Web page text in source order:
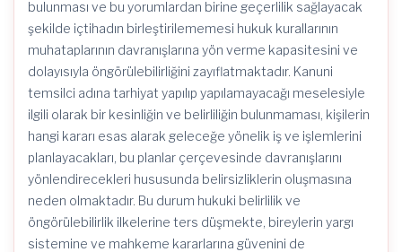
bulunması ve bu yorumlardan birine geçerlilik sağlayacak
şekilde içtihadın birleştirilememesi hukuk kurallarının
muhataplarının davranışlarına yön verme kapasitesini ve
dolayısıyla öngörülebilirliğini zayıflatmaktadır. Kanuni
temsilci adına tarhiyat yapılıp yapılamayacağı meselesiyle
ilgili olarak bir kesinliğin ve belirliliğin bulunmaması, kişilerin
hangi kararı esas alarak geleceğe yönelik iş ve işlemlerini
planlayacakları, bu planlar çerçevesinde davranışlarını
yönlendirecekleri hususunda belirsizliklerin oluşmasına
neden olmaktadır. Bu durum hukuki belirlilik ve
öngörülebilirlik ilkelerine ters düşmekte, bireylerin yargı
sistemine ve mahkeme kararlarına güvenini de